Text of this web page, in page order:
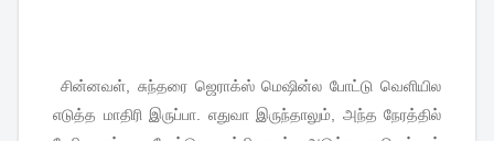
சின்னவள், சுந்தரை ஜெராக்ஸ் மெஷின்ல போட்டு வெளியில
எடுத்த மாதிரி இருப்பா எதுவா இருந்தாலும் அந்த நேரத்தில்